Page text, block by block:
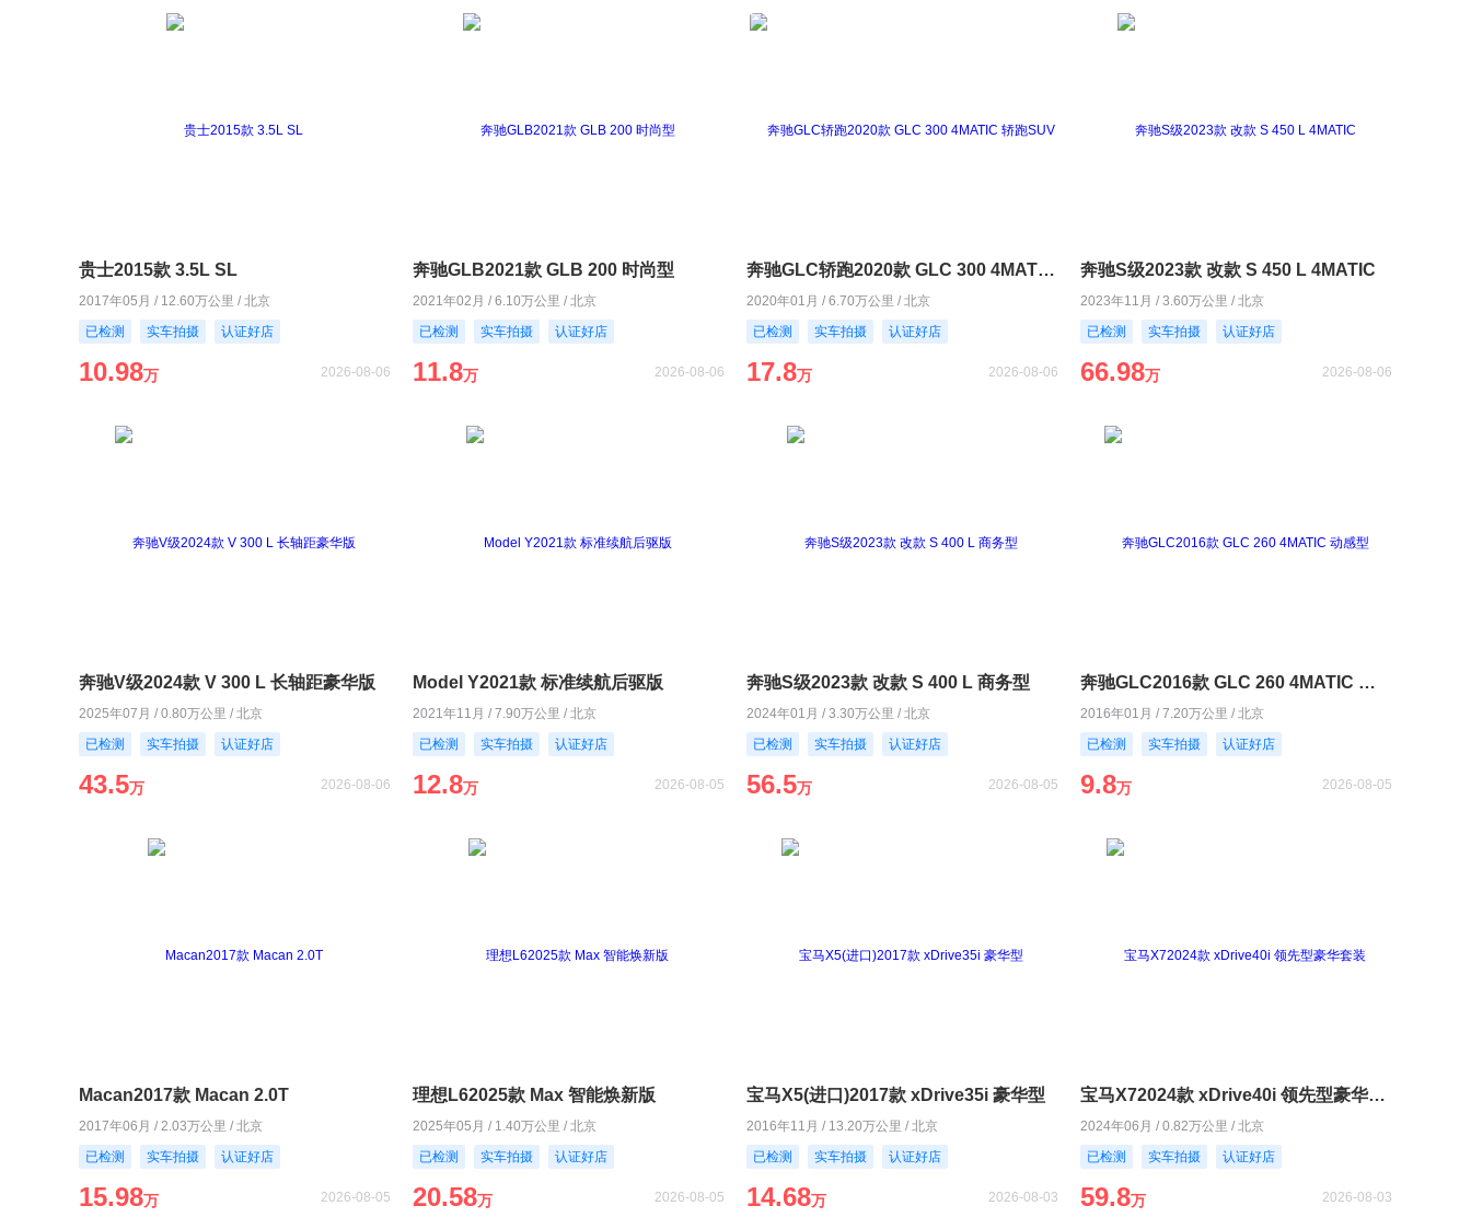
奔驰SLK级AMG
贵士2015款 3.5L SL
2017年05月 / 12.60万公里 / 北京
已检测
实车拍摄 认证好店
10.98万 2026-08-06
奔驰GLB2021款 GLB 200 时尚型
2021年02月 / 6.10万公里 / 北京
已检测
实车拍摄 认证好店
11.8万 2026-08-06
奔驰GLC轿跑2020款 GLC 300 4MATIC 轿跑SUV
2020年01月 / 6.70万公里 / 北京
已检测
实车拍摄 认证好店
17.8万 2026-08-06
奔驰S级2023款 改款 S 450 L 4MATIC
2023年11月 / 3.60万公里 / 北京
已检测
实车拍摄 认证好店
66.98万 2026-08-06
奔驰V级2024款 V 300 L 长轴距豪华版
2025年07月 / 0.80万公里 / 北京
已检测
实车拍摄 认证好店
43.5万 2026-08-06
Model Y2021款 标准续航后驱版
2021年11月 / 7.90万公里 / 北京
已检测
实车拍摄 认证好店
12.8万 2026-08-05
奔驰S级2023款 改款 S 400 L 商务型
2024年01月 / 3.30万公里 / 北京
已检测
实车拍摄 认证好店
56.5万 2026-08-05
奔驰GLC2016款 GLC 260 4MATIC 动感型
2016年01月 / 7.20万公里 / 北京
已检测
实车拍摄 认证好店
9.8万 2026-08-05
Macan2017款 Macan 2.0T
2017年06月 / 2.03万公里 / 北京
已检测
实车拍摄 认证好店
15.98万 2026-08-05
理想L62025款 Max 智能焕新版
2025年05月 / 1.40万公里 / 北京
已检测
实车拍摄 认证好店
20.58万 2026-08-05
宝马X5(进口)2017款 xDrive35i 豪华型
2016年11月 / 13.20万公里 / 北京
已检测
实车拍摄 认证好店
14.68万 2026-08-03
宝马X72024款 xDrive40i 领先型豪华套装
2024年06月 / 0.82万公里 / 北京
已检测
实车拍摄 认证好店
59.8万 2026-08-03